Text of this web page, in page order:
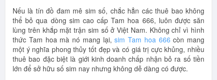
Nếu là tín đồ đam mê sim số, chắc hẳn các thuê bao không
thể bỏ qua dòng sim cao cấp Tam hoa 666, luôn được săn
lùng trên khắp mặt trận sim số ở Việt Nam. Không chỉ vì hình
thức Tam hoa mà nó mang lại,sim Tam hoa 666 còn mang
một ý nghĩa phong thủy tốt đẹp và có giá trị cực khủng, nhiều
thuê bao đặc biệt là giới kinh doanh chấp nhận bỏ ra số tiền
lớn để sở hữu số sim nay nhưng không dễ dàng có được.